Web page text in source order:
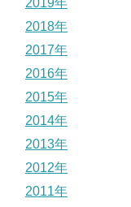
2019年
2018年
2017年
2016年
2015年
2014年
2013年
2012年
2011年